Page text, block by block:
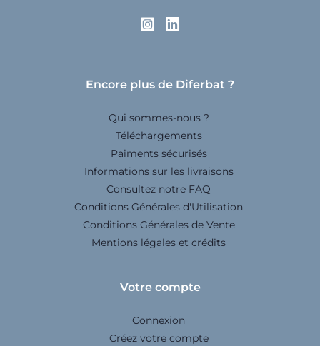
Encore plus de Diferbat ?
Qui sommes-nous ?
Téléchargements
Paiments sécurisés
Informations sur les livraisons
Consultez notre FAQ
Conditions Générales d'Utilisation
Conditions Générales de Vente
Mentions légales et crédits
Votre compte
Connexion
Créez votre compte